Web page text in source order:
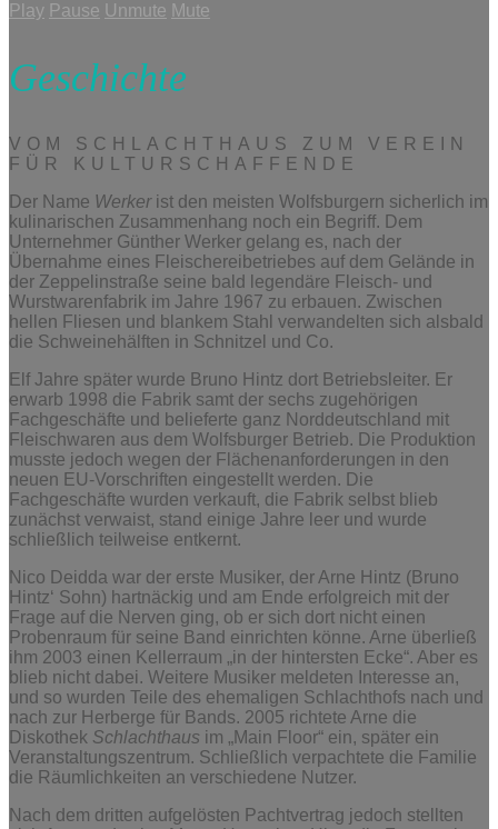
Play Pause Unmute Mute
Geschichte
VOM SCHLACHTHAUS ZUM VEREIN
FÜR KULTURSCHAFFENDE
Der Name Werkerist den meisten Wolfsburgern sicherlich im
kulinarischen Zusammenhang noch ein Begriff. Dem
Unternehmer Günther Werker gelang es, nach der
Übernahme eines Fleischereibetriebes auf dem Gelände in
der Zeppelinstraße seine bald legendäre Fleisch- und
Wurstwarenfabrik im Jahre 1967 zu erbauen. Zwischen
hellen Fliesen und blankem Stahl verwandelten sich alsbald
die Schweinehälften in Schnitzel und Co.
Elf Jahre später wurde Bruno Hintz dort Betriebsleiter. Er
erwarb 1998 die Fabrik samt der sechs zugehörigen
Fachgeschäfte und belieferte ganz Norddeutschland mit
Fleischwaren aus dem Wolfsburger Betrieb. Die Produktion
musste jedoch wegen der Flächenanforderungen in den
neuen EU-Vorschriften eingestellt werden. Die
Fachgeschäfte wurden verkauft, die Fabrik selbst blieb
zunächst verwaist, stand einige Jahre leer und wurde
schließlich teilweise entkernt.
Nico Deidda war der erste Musiker, der Arne Hintz (Bruno
Hintz‘ Sohn) hartnäckig und am Ende erfolgreich mit der
Frage auf die Nerven ging, ob er sich dort nicht einen
Probenraum für seine Band einrichten könne. Arne überließ
ihm 2003 einen Kellerraum „in der hintersten Ecke“. Aber es
blieb nicht dabei. Weitere Musiker meldeten Interesse an,
und so wurden Teile des ehemaligen Schlachthofs nach und
nach zur Herberge für Bands. 2005 richtete Arne die
Diskothek Schlachthaus im „Main Floor“ ein, später ein
Veranstaltungszentrum. Schließlich verpachtete die Familie
die Räumlichkeiten an verschiedene Nutzer.
Nach dem dritten aufgelösten Pachtvertrag jedoch stellten